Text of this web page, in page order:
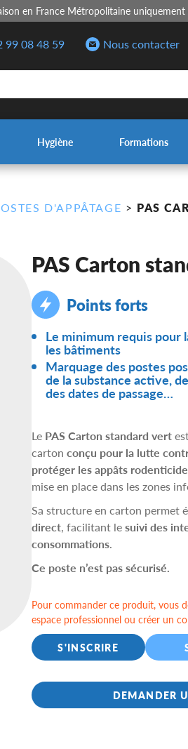
en France Métropolitaine uniquement
99 08 48 59 Nous contacter
Hygiène Formations
D'APPÂTAGE > PAS
PAS Carton
Points forts
Le minimum requis pour
les bâtiments
Marquage des postes
de la substance active,
des dates de passage…
Le PAS Carton standard vert
carton conçu pour la lutte
protéger les appâts
mise en place dans les zones
Sa structure en carton permet
direct, facilitant lesuivi des
consommations.
Ce poste n’est pas sécurisé.
Pour commander ce produit, vous
espace professionnel ou créer un
S'INSCRIRE
DEMANDER